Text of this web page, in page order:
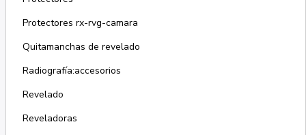
Protectores rx-rvg-camara
Quitamanchas de revelado
Radiografía:accesorios
Revelado
Reveladoras